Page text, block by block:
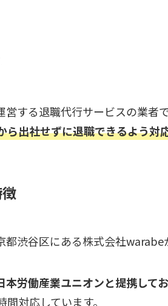
する退職代行サービスの業者で
ら出社せずに退職できるよう対
都渋谷区にある株式会社warabe
本労働産業ユニオンと提携して
対応しています。